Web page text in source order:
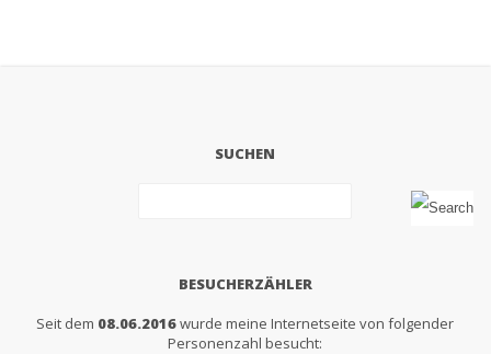
SUCHEN
BESUCHERZÄHLER
Seit dem 08.06.2016wurde meine Internetseite von folgender
Personenzahl besucht: